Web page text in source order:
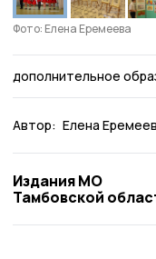
Фото: Елена Еремеева
дополнительное
Автор: Елена
Издания МО
Тамбовской